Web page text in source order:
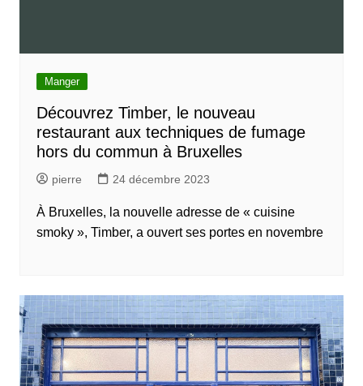
Manger
Découvrez Timber, le nouveau
restaurant aux techniques de fumage
hors du commun à Bruxelles
pierre 24 décembre 2023
À Bruxelles, la nouvelle adresse de « cuisine
smoky », Timber, a ouvert ses portes en novembre